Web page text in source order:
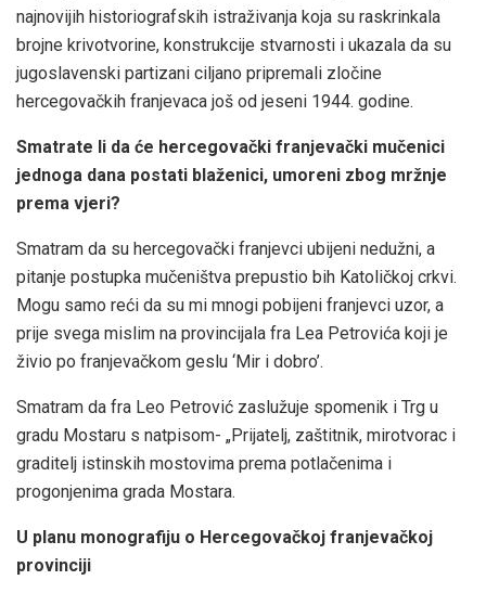
najnovijih historiografskih istraživanja koja su raskrinkala
brojne krivotvorine, konstrukcije stvarnosti i ukazala da su
jugoslavenski partizani ciljano pripremali zločine
hercegovačkih franjevaca još od jeseni 1944. godine.
Smatrate li da će hercegovački franjevački mučenici
jednoga dana postati blaženici, umoreni zbog mržnje
prema vjeri?
Smatram da su hercegovački franjevci ubijeni nedužni, a
pitanje postupka mučeništva prepustio bih Katoličkoj crkvi.
Mogu samo reći da su mi mnogi pobijeni franjevci uzor, a
prije svega mislim na provincijala fra Lea Petrovića koji je
živio po franjevačkom geslu ‘Mir i dobro’.
Smatram da fra Leo Petrović zaslužuje spomenik i Trg u
gradu Mostaru s natpisom- „Prijatelj, zaštitnik, mirotvorac i
graditelj istinskih mostovima prema potlačenima i
progonjenima grada Mostara.
U planu monografiju o Hercegovačkoj franjevačkoj
provinciji